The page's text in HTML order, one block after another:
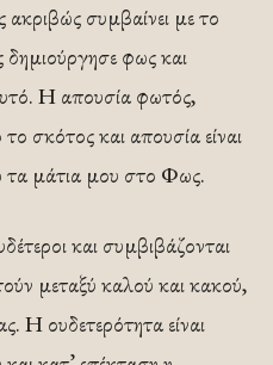
συμβαίνει με το
φως και
Η απουσία φωτός,
σκότος και απουσία είναι
τα μάτια μου στο Φως.
και συμβιβάζονται
μεταξύ καλού και κακού,
Η ουδετερότητα είναι